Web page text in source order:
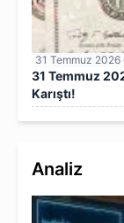
31 Temmuz
31 Temmuz
Karıştı!
Analiz